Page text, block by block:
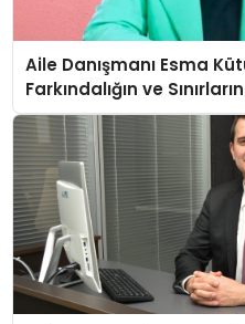
Aile Danışmanı Esma
Farkındalığın ve